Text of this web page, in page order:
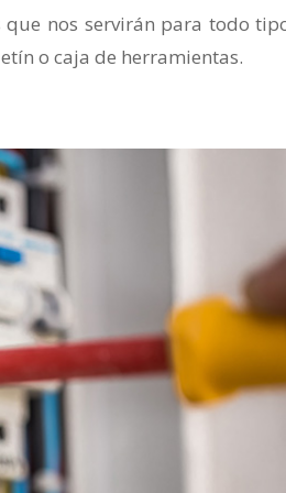
que nos servirán para todo
o caja de herramientas.